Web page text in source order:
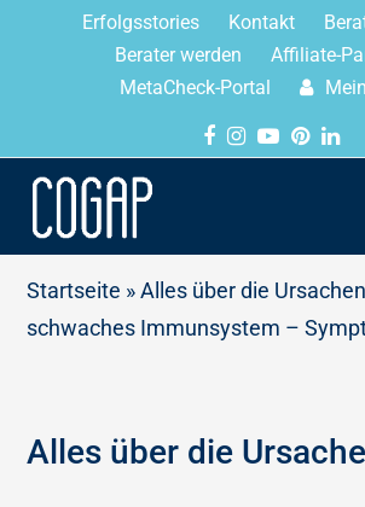
Erfolgsstories Kontakt
Berater werden
Affiliate-
MetaCheck-Portal
Startseite »Alles über die
schwaches Immunsystem –
Alles über die